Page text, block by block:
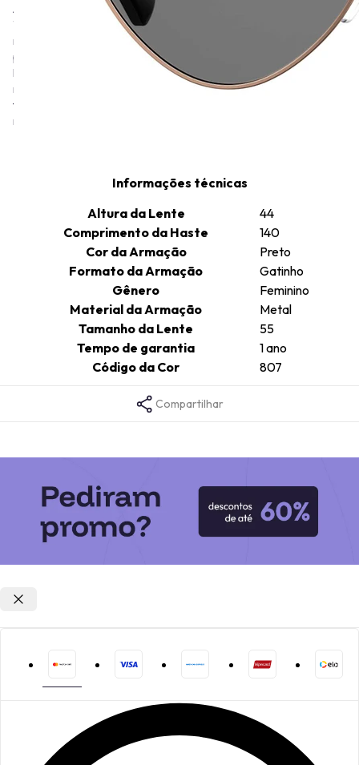
A Moschino, conhecida pela sua linha de óculos, foi fundada em
1983 por Franco Moschino, um estilista italiano. A marca
rapidamente se destacou pela sua abordagem irreverente e
provocativa na moda, desafiando as convenções tradicionais. A
linha de óculos Moschino, assim como as roupas e acessórios da
marca, também incorpora este estilo irreverente e humorado,
frequentemente com detalhes como o famoso urso Ted da
marca.
Informações técnicas
Altura da Lente
44
Comprimento da Haste
140
Cor da Armação
Preto
Formato da Armação
Gatinho
Gênero
Feminino
Material da Armação
Metal
Tamanho da Lente
55
Tempo de garantia
1 ano
Código da Cor
807
Compartilhar